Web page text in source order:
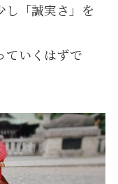
し「誠実さ」を
ていくはずで